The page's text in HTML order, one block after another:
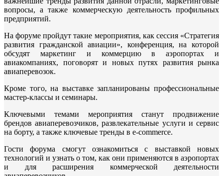
вопросы, а также коммерческую деятельность профильных
предприятий.
На форуме пройдут такие мероприятия, как сессия «Стратегия
развития гражданской авиации», конференция, на которой
обсудят маркетинг и коммерцию в аэропортах и
авиакомпаниях, поговорят и новых путях развития рынка
авиаперевозок.
Кроме того, на выставке запланированы профессиональные
мастер-классы и семинары.
Ключевыми темами мероприятия станут продвижение
брендов авиаперевозчиков, развлекательные услуги и сервис
на борту, а также ключевые тренды в e-commerce.
Гости форума смогут ознакомиться с выставкой новых
технологий и узнать о том, как они применяются в аэропортах
и для расширения коммерческой деятельности